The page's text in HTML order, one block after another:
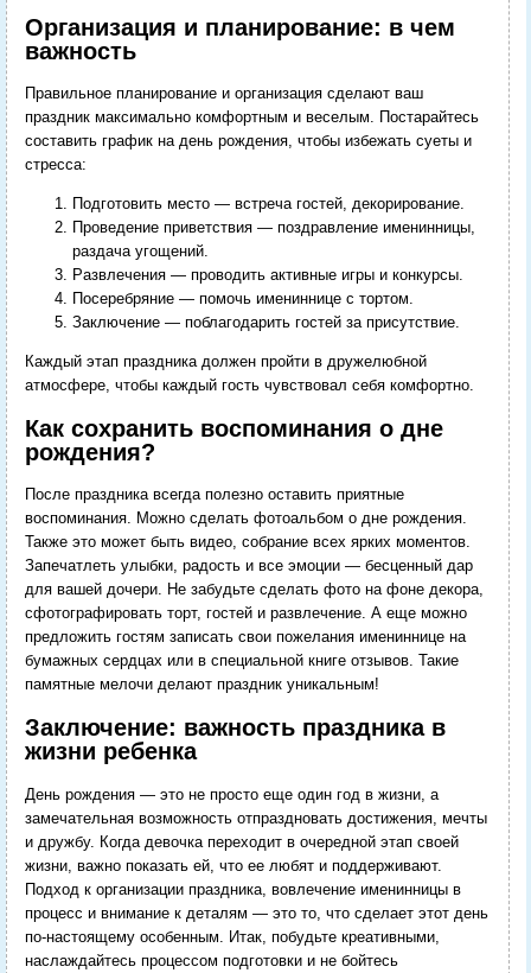
Организация и планирование: в чем
важность
Правильное планирование и организация сделают ваш
праздник максимально комфортным и веселым. Постарайтесь
составить график на день рождения, чтобы избежать суеты и
стресса:
Подготовить место — встреча гостей, декорирование.
Проведение приветствия — поздравление именинницы,
раздача угощений.
Развлечения — проводить активные игры и конкурсы.
Посеребряние — помочь имениннице с тортом.
Заключение — поблагодарить гостей за присутствие.
Каждый этап праздника должен пройти в дружелюбной
атмосфере, чтобы каждый гость чувствовал себя комфортно.
Как сохранить воспоминания о дне
рождения?
После праздника всегда полезно оставить приятные
воспоминания. Можно сделать фотоальбом о дне рождения.
Также это может быть видео, собрание всех ярких моментов.
Запечатлеть улыбки, радость и все эмоции — бесценный дар
для вашей дочери. Не забудьте сделать фото на фоне декора,
сфотографировать торт, гостей и развлечение. А еще можно
предложить гостям записать свои пожелания имениннице на
бумажных сердцах или в специальной книге отзывов. Такие
памятные мелочи делают праздник уникальным!
Заключение: важность праздника в
жизни ребенка
День рождения — это не просто еще один год в жизни, а
замечательная возможность отпраздновать достижения, мечты
и дружбу. Когда девочка переходит в очередной этап своей
жизни, важно показать ей, что ее любят и поддерживают.
Подход к организации праздника, вовлечение именинницы в
процесс и внимание к деталям — это то, что сделает этот день
по-настоящему особенным. Итак, побудьте креативными,
наслаждайтесь процессом подготовки и не бойтесь